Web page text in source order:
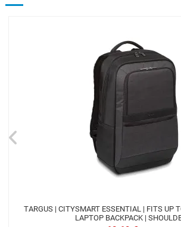
TARGUS | CITYSMART ESSENTIAL | FITS UP
LAPTOP BACKPACK |